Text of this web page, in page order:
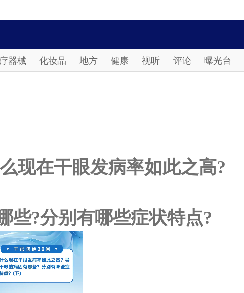
器械 化妆品 地方 健康 视听 评论 曝光台
现在干眼发病率如此之高?
些?分别有哪些症状特点?
（下）